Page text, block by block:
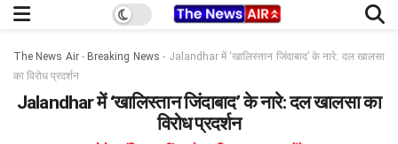
The News Air- Breaking News - Jalandhar में ‘खालिस्तान जिंदाबाद’ के नारे: दल खालसा
का विरोध प्रदर्शन
Jalandhar में ‘खालिस्तान जिंदाबाद’ के नारे: दल खालसा का
विरोध प्रदर्शन